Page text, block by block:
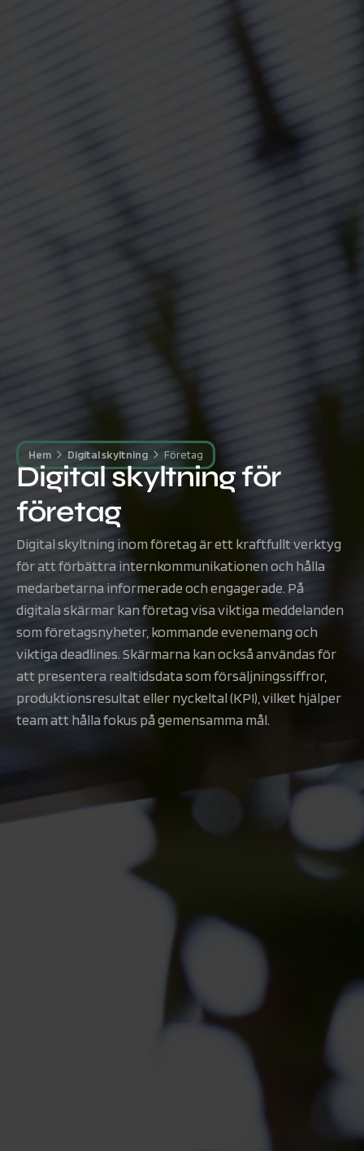
Hem Digital skyltning Företag
Digitalskyltningför
företag
Digital skyltning inom företag är ett kraftfullt verktyg
för att förbättra internkommunikationen och hålla
medarbetarna informerade och engagerade. På
digitala skärmar kan företag visa viktiga meddelanden
som företagsnyheter, kommande evenemang och
viktiga deadlines. Skärmarna kan också användas för
att presentera realtidsdata som försäljningssiffror,
produktionsresultat eller nyckeltal (KPI), vilket hjälper
team att hålla fokus på gemensamma mål.